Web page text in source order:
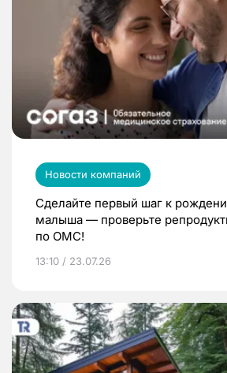
Новости компаний
Сделайте первый шаг к
малыша — проверьте
по ОМС!
13:10 / 23.07.26